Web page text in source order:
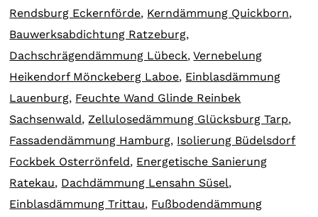
Rendsburg Eckernförde, Kerndämmung Quickborn,
Bauwerksabdichtung Ratzeburg,
Dachschrägendämmung Lübeck,Vernebelung
Heikendorf Mönckeberg Laboe, Einblasdämmung
Lauenburg, Feuchte Wand Glinde Reinbek
Sachsenwald, Zellulosedämmung Glücksburg Tarp,
Fassadendämmung Hamburg, Isolierung Büdelsdorf
Fockbek Osterrönfeld, Energetische Sanierung
Ratekau, Dachdämmung Lensahn Süsel,
Einblasdämmung Trittau, Fußbodendämmung